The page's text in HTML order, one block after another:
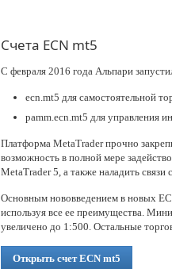
Счета ECN mt5
С февраля 2016 года Альпари
ecn.mt5 для самостоятельной
pamm.ecn.mt5 для управления
Платформа MetaTrader прочно
возможность в полной мере
MetaTrader 5, а также наладить
Основным нововведением в новых
используя все ее преимущества.
увеличено до 1:500. Остальные
Открыть счет ECN mt5